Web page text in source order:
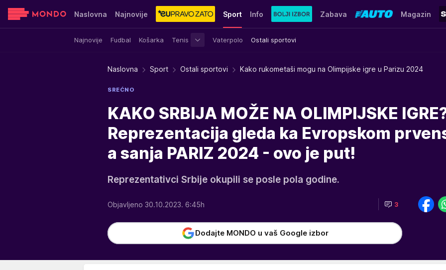
Naslovna Najnovije Sport
Najnovije Fudbal Košarka Tenis Vaterpolo Ostali sportovi
Info Zabava Magazin
Sensa Stvar ukusa Yumama
Naslovna Sport Ostali sportovi Kako rukometaši mogu na Olimpijske igre u Parizu 2024
SREĆNO
KAKO SRBIJA MOŽE NA OLIMPIJSKE
Reprezentacija gleda ka Evropskom
a sanja PARIZ 2024 - ovo je put!
Reprezentativci Srbije okupili se posle pola godine.
Objavljeno 30.10.2023. 6:45h 3
Dodajte MONDO u vaš Google izbor